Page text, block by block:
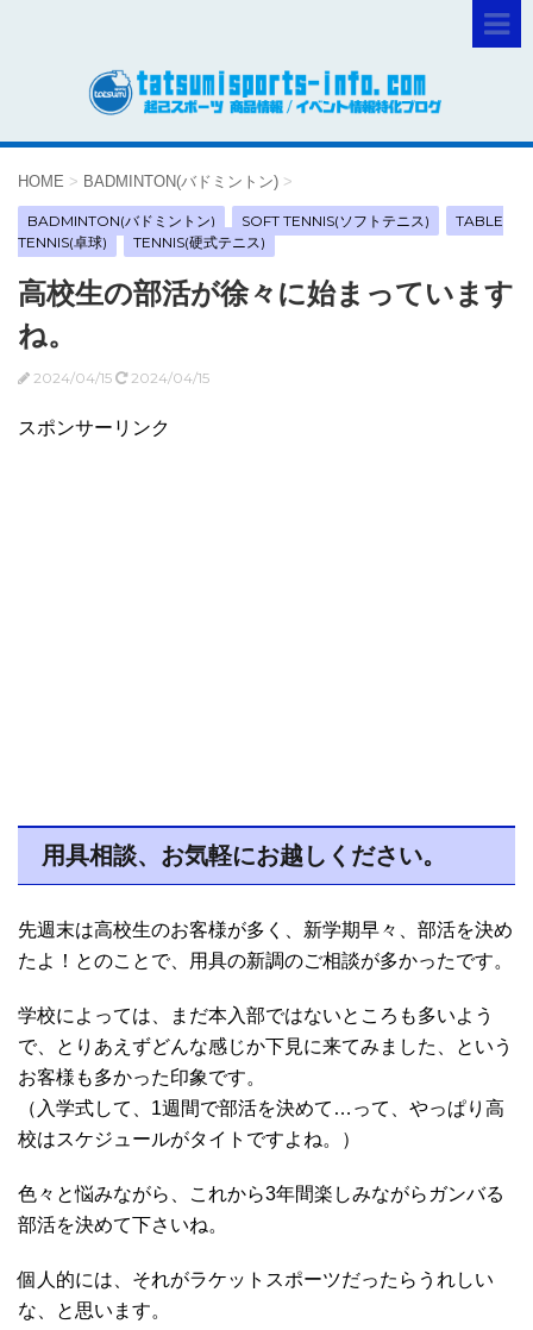
HOME > BADMINTON(バドミントン) >
BADMINTON(バドミントン) SOFT TENNIS(ソフトテニス)
TABLE
TENNIS(卓球)
TENNIS(硬式テニス)
高校生の部活が徐々に始まっています
ね。
2024/04/15 2024/04/15
スポンサーリンク
用具相談、お気軽にお越しください。
先週末は高校生のお客様が多く、新学期早々、部活を決め
たよ！とのことで、用具の新調のご相談が多かったです。
学校によっては、まだ本入部ではないところも多いよう
で、とりあえずどんな感じか下見に来てみました、という
お客様も多かった印象です。
（入学式して、1週間で部活を決めて…って、やっぱり高
校はスケジュールがタイトですよね。）
色々と悩みながら、これから3年間楽しみながらガンバる
部活を決めて下さいね。
個人的には、それがラケットスポーツだったらうれしい
な、と思います。